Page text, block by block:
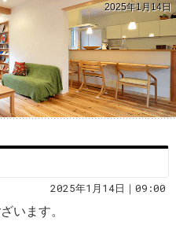
2025年1月14日
2025年1月14日｜09:00
います。